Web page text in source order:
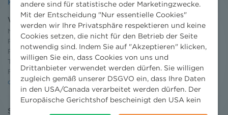
Kontakt
Wien
Niederhuber & Partner
Rechtsanwälte GmbH
Reisnerstraße 53, 1030 Wien
T:
+43 1 513 21 24-0
F: +43 1 513 21 24-300
office@nhp.eu
Salzburg
andere sind für statistische oder Marketingzwecke.
Mit der Entscheidung "Nur essentielle Cookies"
werden wir Ihre Privatsphäre respektieren und keine
Cookies setzen, die nicht für den Betrieb der Seite
notwendig sind. Indem Sie auf "Akzeptieren" klicken,
willigen Sie ein, dass Cookies von uns und
Drittanbieter verwendet werden dürfen. Sie willigen
zugleich gemäß unserer DSGVO ein, dass Ihre Daten
in den USA/Canada verarbeitet werden dürfen. Der
Europäische Gerichtshof bescheinigt den USA kein